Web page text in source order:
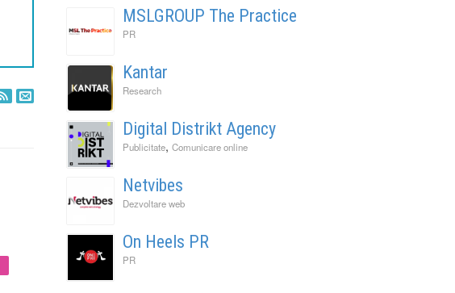
MSLGROUP The Practice
PR
Kantar
Research
Digital Distrikt Agency
Publicitate, Comunicare online
Netvibes
Dezvoltare web
On Heels PR
PR